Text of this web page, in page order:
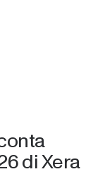
di Xera